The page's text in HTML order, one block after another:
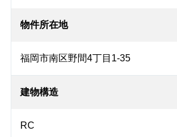
物件所在地
福岡市南区野間4丁目1-35
建物構造
RC